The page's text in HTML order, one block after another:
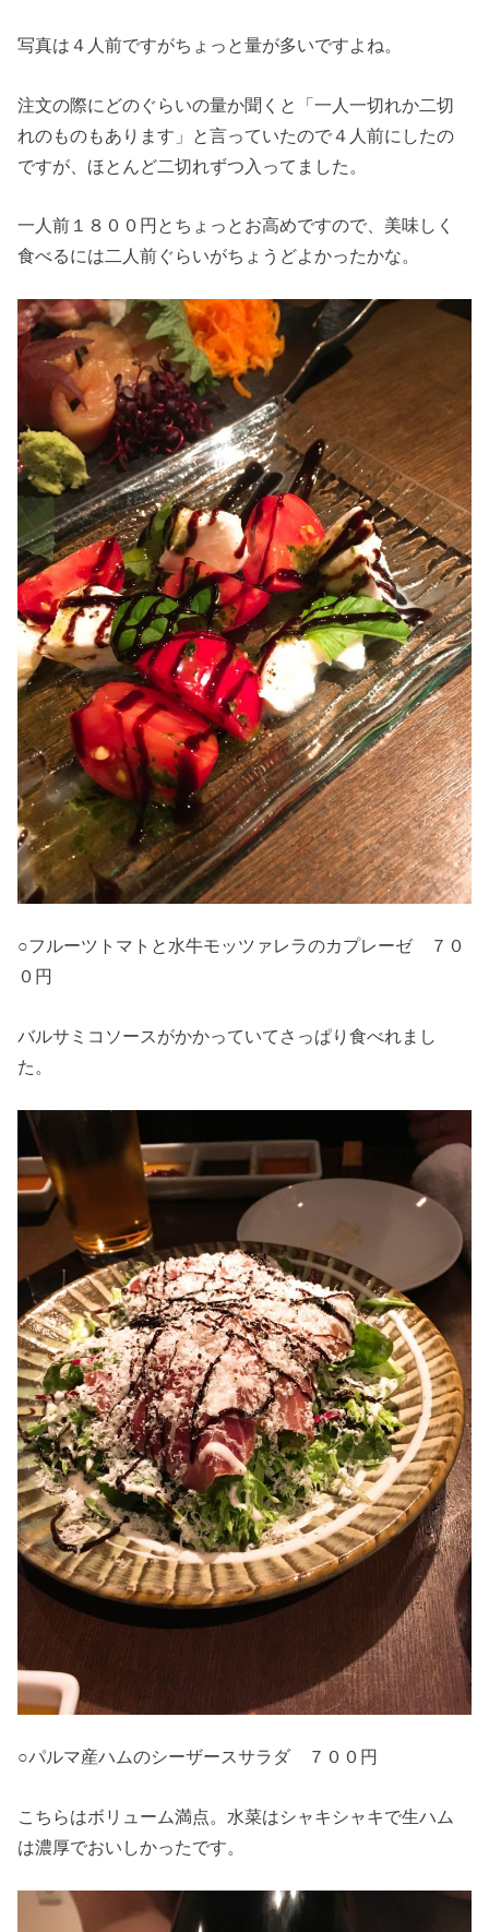
写真は４人前ですがちょっと量が多いですよね。
注文の際にどのぐらいの量か聞くと「一人一切れか二切
れのものもあります」と言っていたので４人前にしたの
ですが、ほとんど二切れずつ入ってました。
一人前１８００円とちょっとお高めですので、美味しく
食べるには二人前ぐらいがちょうどよかったかな。
○フルーツトマトと水牛モッツァレラのカプレーゼ ７０
０円
バルサミコソースがかかっていてさっぱり食べれまし
た。
○パルマ産ハムのシーザースサラダ ７００円
こちらはボリューム満点。水菜はシャキシャキで生ハム
は濃厚でおいしかったです。